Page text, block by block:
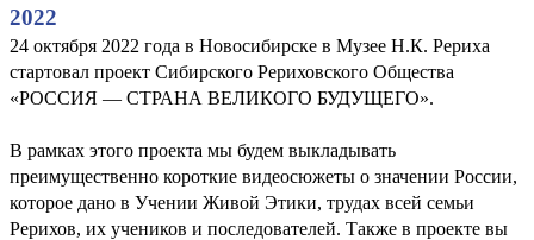
2022
24 октября 2022 года в Новосибирске в Музее Н.К. Рериха
стартовал проект Сибирского Рериховского Общества
«РОССИЯ — СТРАНА ВЕЛИКОГО БУДУЩЕГО».
В рамках этого проекта мы будем выкладывать
преимущественно короткие видеосюжеты о значении России,
которое дано в Учении Живой Этики, трудах всей семьи
Рерихов, их учеников и последователей. Также в проекте вы